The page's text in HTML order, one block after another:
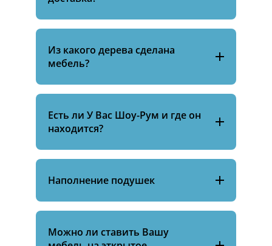
Из какого дерева сделана
мебель?
Есть ли У Вас Шоу-Рум и где он
находится?
Наполнение подушек
Можно ли ставить Вашу